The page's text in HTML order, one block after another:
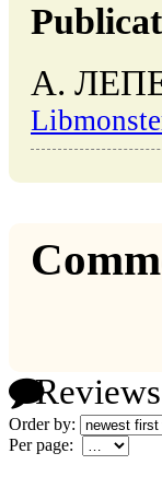
А.
Order by:
Per page: